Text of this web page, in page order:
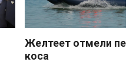
Желтеет отмели
коса